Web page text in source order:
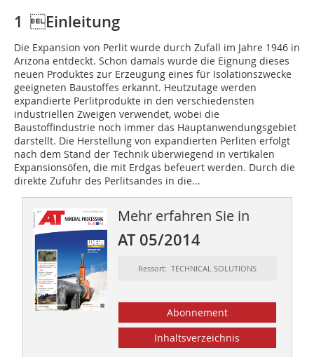
1 Einleitung
Die Expansion von Perlit wurde durch Zufall im Jahre 1946 in
Arizona entdeckt. Schon damals wurde die Eignung dieses
neuen Produktes zur Erzeugung eines für Isolationszwecke
geeigneten Baustoffes erkannt. Heutzutage werden
expandierte Perlitprodukte in den verschiedensten
industriellen Zweigen verwendet, wobei die
Baustoffindustrie noch immer das Hauptanwendungsgebiet
darstellt. Die Herstellung von expandierten Perliten erfolgt
nach dem Stand der Technik überwiegend in vertikalen
Expansionsöfen, die mit Erdgas befeuert werden. Durch die
direkte Zufuhr des Perlitsandes in die...
Mehr erfahren Sie in
AT 05/2014
Ressort: TECHNICAL SOLUTIONS
Abonnement
Inhaltsverzeichnis